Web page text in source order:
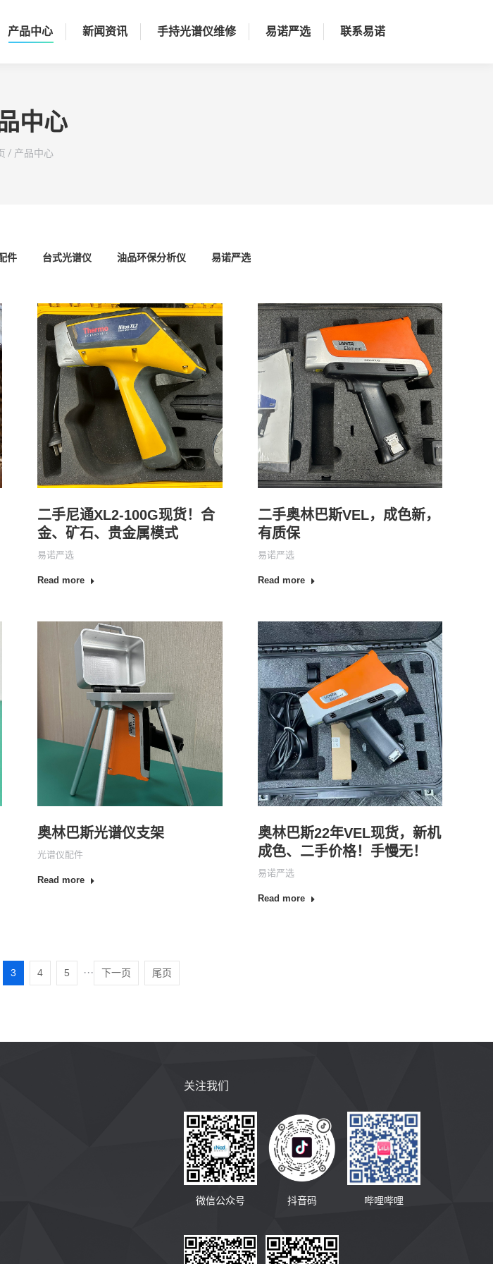
产品中心 新闻资讯 手持光谱仪维修 易诺严选 联系易诺
中心
这里：
/ 产品中心
件 台式光谱仪 油品环保分析仪 易诺严选
二手尼通XL2-100G现货！合
金、矿石、贵金属模式
易诺严选
Read more
二手奥林巴斯VEL，成色新，
有质保
易诺严选
Read more
奥林巴斯光谱仪支架
光谱仪配件
Read more
奥林巴斯22年VEL现货，新机
成色、二手价格！手慢无！
易诺严选
Read more
3 4 5 ··· 下一页 尾页
关注我们
微信公众号 抖音码 哔哩哔哩